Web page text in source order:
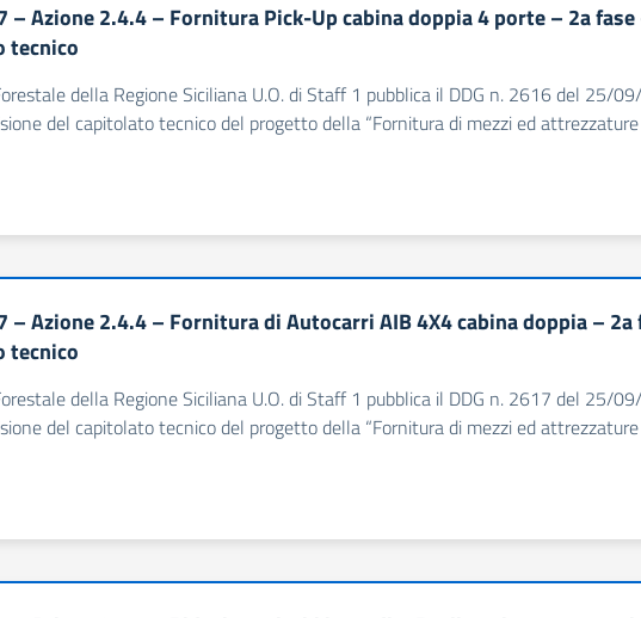
– Azione 2.4.4 – Fornitura Pick-Up cabina doppia 4 porte – 2a
tecnico
della Regione Siciliana U.O. di Staff 1 pubblica il DDG n. 2616 del 25/
del capitolato tecnico del progetto della “Fornitura di mezzi ed
– Azione 2.4.4 – Fornitura di Autocarri AIB 4X4 cabina doppia –
tecnico
della Regione Siciliana U.O. di Staff 1 pubblica il DDG n. 2617 del 25/
del capitolato tecnico del progetto della “Fornitura di mezzi ed